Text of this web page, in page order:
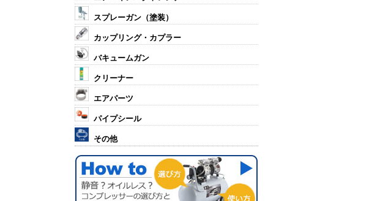
スプレーガン（塗装）
カップリング・カプラー
バキュームガン
クリーナー
エアパーツ
パイプシール
その他